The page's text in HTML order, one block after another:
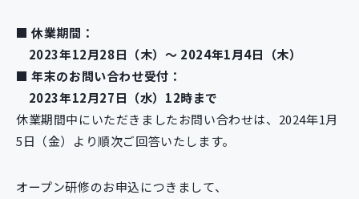
■休業期間：
2023年12月28日（木）～ 2024年1月4日（木）
■年末のお問い合わせ受付：
2023年12月27日（水）12時まで
休業期間中にいただきましたお問い合わせは、2024年1月
5日（金）より順次ご回答いたします。
オープン研修のお申込につきまして、